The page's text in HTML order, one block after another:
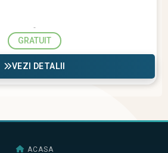
GRATUIT
VEZI DETALII
ACASA